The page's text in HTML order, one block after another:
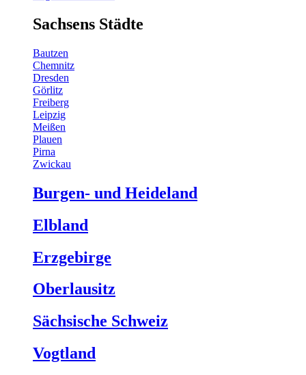
Sachsens Städte
Bautzen
Chemnitz
Dresden
Görlitz
Freiberg
Leipzig
Meißen
Plauen
Pirna
Zwickau
Burgen- und Heideland
Elbland
Erzgebirge
Oberlausitz
Sächsische Schweiz
Vogtland